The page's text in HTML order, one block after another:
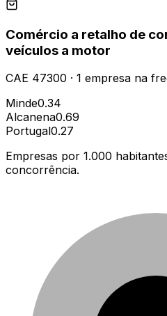
Comércio a retalho de
veículos a motor
CAE 47300 · 1 empresa na
Minde0.34
Alcanena0.69
Portugal0.27
Empresas por 1.000
concorrência.